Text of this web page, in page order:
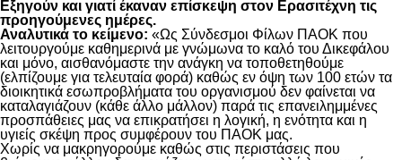
Εξηγούν και γιατί έκαναν επίσκεψη στον Ερασιτέχνη τις
προηγούμενες ημέρες.
Αναλυτικά το κείμενο: «Ως Σύνδεσμοι Φίλων ΠΑΟΚ που
λειτουργούμε καθημερινά με γνώμωνα το καλό του Δικεφάλου
και μόνο, αισθανόμαστε την ανάγκη να τοποθετηθούμε
(ελπίζουμε για τελευταία φορά) καθώς εν όψη των 100 ετών τα
διοικητικά εσωπροβλήματα του οργανισμού δεν φαίνεται να
καταλαγιάζουν (κάθε άλλο μάλλον) παρά τις επανειλημμένες
προσπάθειες μας να επικρατήσει η λογική, η ενότητα και η
υγιείς σκέψη προς συμφέρουν του ΠΑΟΚ μας.
Χωρίς να μακρηγορούμε καθώς στις περιστάσεις που